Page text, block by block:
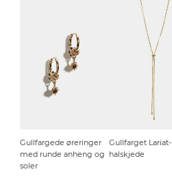
Gullfargede øreringer
med runde anheng og
soler
Gullfarget Lariat-
halskjede